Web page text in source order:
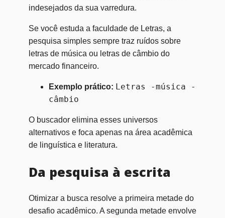
indesejados da sua varredura.
Se você estuda a faculdade de Letras, a
pesquisa simples sempre traz ruídos sobre
letras de música ou letras de câmbio do
mercado financeiro.
Exemplo prático: Letras -música -
câmbio
O buscador elimina esses universos
alternativos e foca apenas na área acadêmica
de linguística e literatura.
Da pesquisa à escrita
Otimizar a busca resolve a primeira metade do
desafio acadêmico. A segunda metade envolve